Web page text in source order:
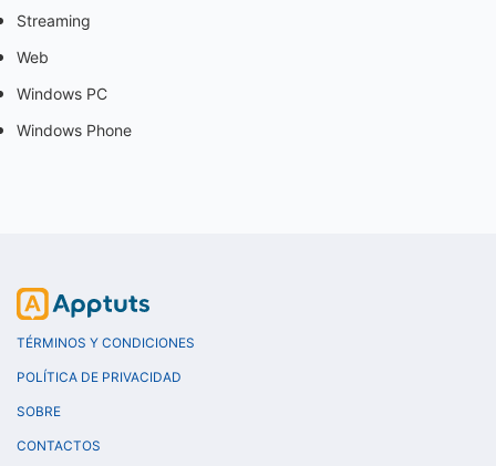
Streaming
Web
Windows PC
Windows Phone
TÉRMINOS Y CONDICIONES
POLÍTICA DE PRIVACIDAD
SOBRE
CONTACTOS